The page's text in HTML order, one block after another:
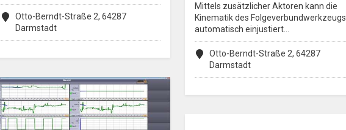
Otto-Berndt-Straße 2, 64287
Darmstadt
Mittels zusätzlicher Aktoren kann die
Kinematik des Folgeverbundwerkzeugs
automatisch einjustiert…
Otto-Berndt-Straße 2, 64287
Darmstadt